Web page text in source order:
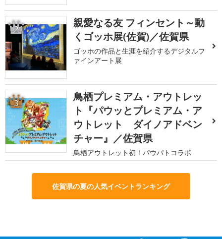
2
親愛なる友 フィンセント～動
くゴッホ展(佐賀)／佐賀県
ゴッホの作品と生涯を紹介するデジタルフ
ァインアート展
3
鳥栖プレミアム・アウトレッ
ト『パウッとプレミアム・ア
ウトレット ダイノアドベン
チャー』／佐賀県
鳥栖アウトレット初！パウパトコラボ
佐賀県の夏の人気イベントランキング